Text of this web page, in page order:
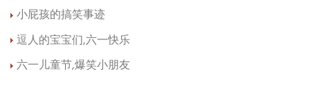
小屁孩的搞笑事迹
逗人的宝宝们,六一快乐
六一儿童节,爆笑小朋友